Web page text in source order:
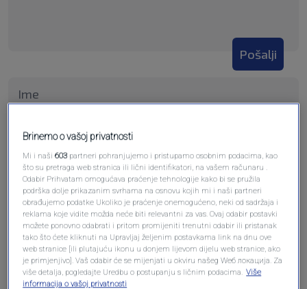
Pošalji
Pošalji komentar
Brinemo o vašoj privatnosti
Mi i naši603 partneri pohranjujemo i pristupamo osobnim podacima, kao
što su pretraga web stranica ili lični identifikatori, na vašem računaru .
Odabir Prihvatam omogućava praćenje tehnologije kako bi se pružila
podrška dolje prikazanim svrhama na osnovu kojih mi i naši partneri
obrađujemo podatke Ukoliko je praćenje onemogućeno, neki od sadržaja i
reklama koje vidite možda neće biti relevantni za vas. Ovaj odabir postavki
možete ponovno odabrati i pritom promijeniti trenutni odabir ili pristanak
tako što ćete kliknuti na Upravljaj željenim postavkama link na dnu ove
web stranice [ili plutajuću ikonu u donjem lijevom dijelu web stranice, ako
je primjenjivo]. Vaš odabir će se mijenjati u okviru našeg Wеб локација. Za
više detalja, pogledajte Uredbu o postupanju s ličnim podacima. Više
informacija o vašoj privatnosti